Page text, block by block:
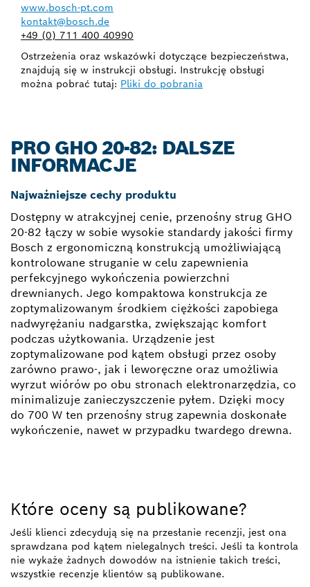
www.bosch-pt.com
kontakt@bosch.de
+49 (0) 711 400 40990
Ostrzeżenia oraz wskazówki dotyczące bezpieczeństwa,
znajdują się w instrukcji obsługi. Instrukcję obsługi
można pobrać tutaj: Pliki do pobrania
PRO GHO 20-82: DALSZE
INFORMACJE
Najważniejsze cechy produktu
Dostępny w atrakcyjnej cenie, przenośny strug GHO
20-82 łączy w sobie wysokie standardy jakości firmy
Bosch z ergonomiczną konstrukcją umożliwiającą
kontrolowane struganie w celu zapewnienia
perfekcyjnego wykończenia powierzchni
drewnianych. Jego kompaktowa konstrukcja ze
zoptymalizowanym środkiem ciężkości zapobiega
nadwyrężaniu nadgarstka, zwiększając komfort
podczas użytkowania. Urządzenie jest
zoptymalizowane pod kątem obsługi przez osoby
zarówno prawo-, jak i leworęczne oraz umożliwia
wyrzut wiórów po obu stronach elektronarzędzia, co
minimalizuje zanieczyszczenie pyłem. Dzięki mocy
do 700 W ten przenośny strug zapewnia doskonałe
wykończenie, nawet w przypadku twardego drewna.
Które oceny są publikowane?
Jeśli klienci zdecydują się na przesłanie recenzji, jest ona
sprawdzana pod kątem nielegalnych treści. Jeśli ta kontrola
nie wykaże żadnych dowodów na istnienie takich treści,
wszystkie recenzje klientów są publikowane.